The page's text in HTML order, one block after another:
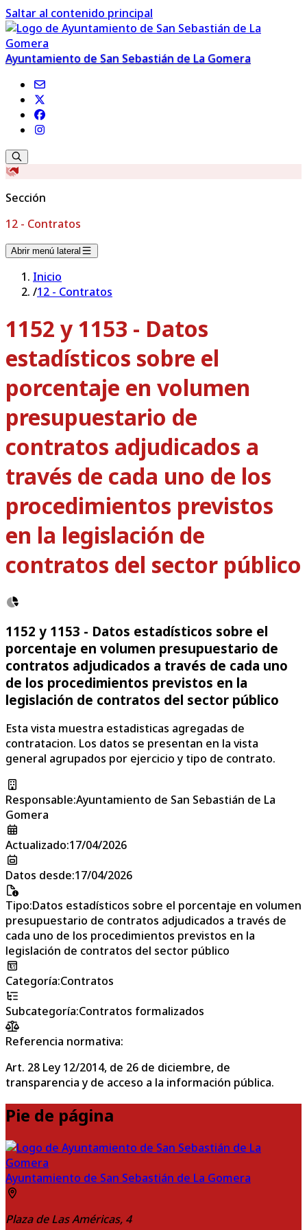
Saltar al contenido principal
Ayuntamiento de San Sebastián de La Gomera
Sección
12 - Contratos
Abrir menú lateral
Inicio
/12 - Contratos
1152 y 1153 - Datos
estadísticos sobre el
porcentaje en volumen
presupuestario de
contratos adjudicados a
través de cada uno de los
procedimientos previstos
en la legislación de
contratos del sector público
1152 y 1153 - Datos estadísticos sobre el
porcentaje en volumen presupuestario de
contratos adjudicados a través de cada uno
de los procedimientos previstos en la
legislación de contratos del sector público
Esta vista muestra estadisticas agregadas de
contratacion. Los datos se presentan en la vista
general agrupados por ejercicio y tipo de contrato.
Responsable:Ayuntamiento de San Sebastián de La
Gomera
Actualizado:17/04/2026
Datos desde:17/04/2026
Tipo:Datos estadísticos sobre el porcentaje en volumen
presupuestario de contratos adjudicados a través de
cada uno de los procedimientos previstos en la
legislación de contratos del sector público
Categoría:Contratos
Subcategoría:Contratos formalizados
Referencia normativa:
Art. 28 Ley 12/2014, de 26 de diciembre, de
transparencia y de acceso a la información pública.
Pie de página
Ayuntamiento de San Sebastián de La Gomera
Plaza de Las Américas, 4